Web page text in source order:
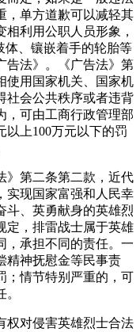
，单方道歉可以减轻其
利用公职人员形象，
体、镶嵌着手的轮胎等
告法》。《广告法》第
使用国家机关、国家机
社会公共秩序或者违背
，可由工商行政管理部
以上100万元以下的罚
第二条第二款，近代
实现国家富强和人民幸
斗、英勇献身的英雄烈
定，排雷战士属于英雄
，承担不同的责任。一
精神抚慰金等民事责
；情节特别严重的，可
对侵害英雄烈士合法